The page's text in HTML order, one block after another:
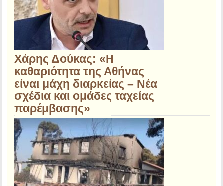
Χάρης Δούκας: «Η
καθαριότητα της Αθήνας
είναι μάχη διαρκείας – Νέα
σχέδια και ομάδες ταχείας
παρέμβασης»